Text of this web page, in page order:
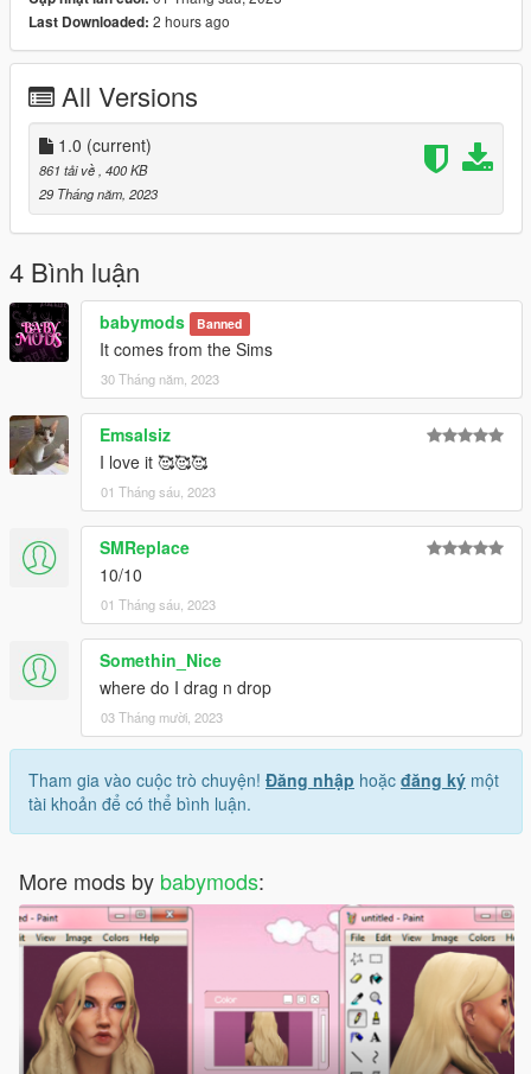
Last Downloaded: 2 hours ago
All Versions
1.0 (current)
861 tải về , 400 KB
29 Tháng năm, 2023
4 Bình luận
babymods Banned
It comes from the Sims
30 Tháng năm, 2023
Emsalsiz
I love it 🥰🥰🥰
01 Tháng sáu, 2023
SMReplace
10/10
01 Tháng sáu, 2023
Somethin_Nice
where do I drag n drop
03 Tháng mười, 2023
Tham gia vào cuộc trò chuyện! Đăng nhập hoặc đăng ký một
tài khoản để có thể bình luận.
More mods by babymods: